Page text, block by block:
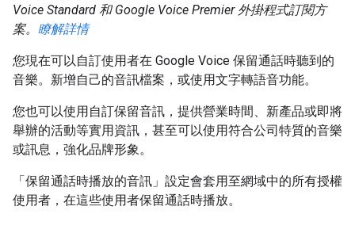
Voice Standard 和 Google Voice Premier 外掛程式訂閱方
案。 瞭解詳情
您現在可以自訂使用者在 Google Voice 保留通話時聽到的
音樂。新增自己的音訊檔案，或使用文字轉語音功能。
您也可以使用自訂保留音訊，提供營業時間、新產品或即將
舉辦的活動等實用資訊，甚至可以使用符合公司特質的音樂
或訊息，強化品牌形象。
「保留通話時播放的音訊」設定會套用至網域中的所有授權
使用者，在這些使用者保留通話時播放。